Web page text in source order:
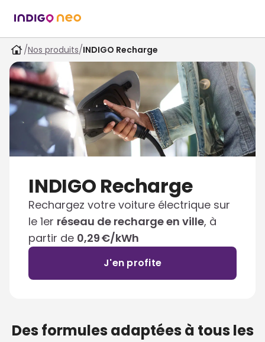
/Nos produits/INDIGO Recharge
INDIGO Recharge
Rechargez votre voiture électrique sur
le 1er réseau de recharge en ville, à
partir de 0,29 €/kWh
J'en profite
Des formules adaptées à tous les